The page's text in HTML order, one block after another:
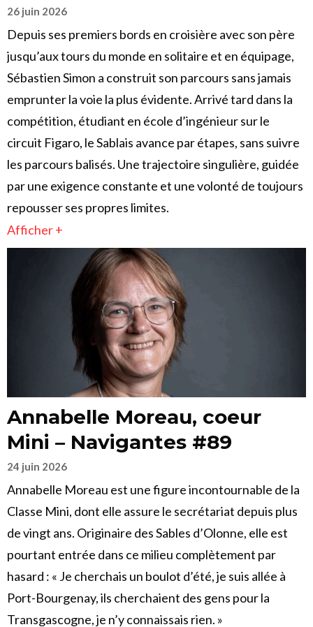
26 juin 2026
Depuis ses premiers bords en croisière avec son père
jusqu’aux tours du monde en solitaire et en équipage,
Sébastien Simon a construit son parcours sans jamais
emprunter la voie la plus évidente. Arrivé tard dans la
compétition, étudiant en école d’ingénieur sur le
circuit Figaro, le Sablais avance par étapes, sans suivre
les parcours balisés. Une trajectoire singulière, guidée
par une exigence constante et une volonté de toujours
repousser ses propres limites.
Afficher +
Annabelle Moreau, coeur
Mini – Navigantes #89
24 juin 2026
Annabelle Moreau est une figure incontournable de la
Classe Mini, dont elle assure le secrétariat depuis plus
de vingt ans. Originaire des Sables d’Olonne, elle est
pourtant entrée dans ce milieu complètement par
hasard : « Je cherchais un boulot d’été, je suis allée à
Port-Bourgenay, ils cherchaient des gens pour la
Transgascogne, je n’y connaissais rien. »